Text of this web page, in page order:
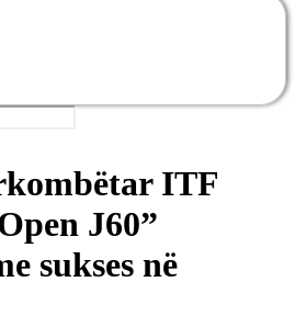
ITF
J60”
sukses në